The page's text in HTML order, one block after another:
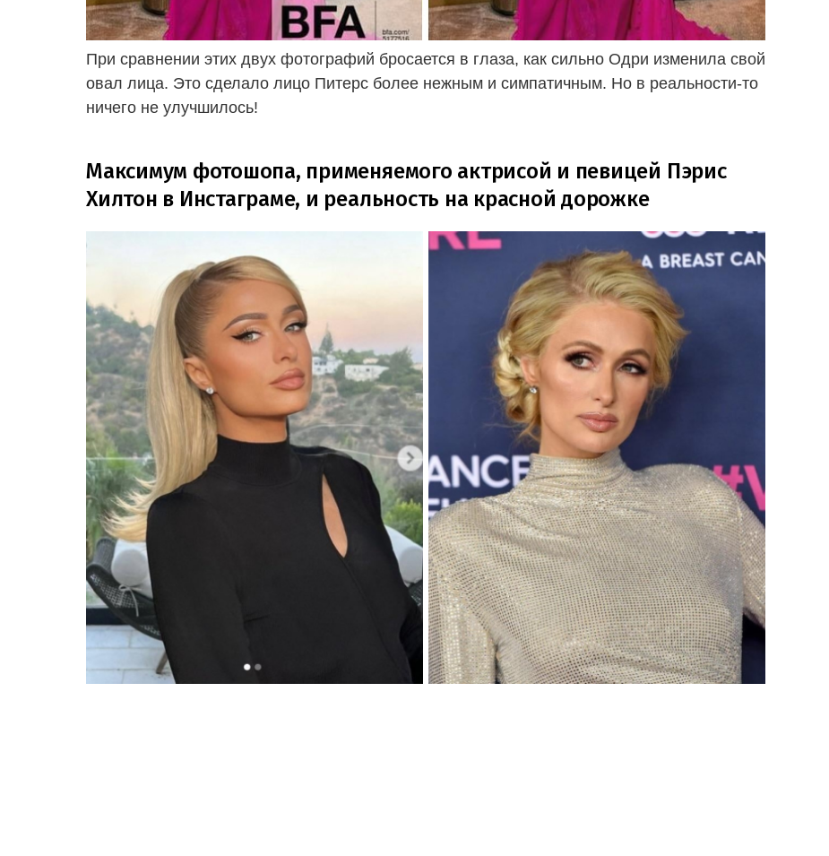
При сравнении этих двух фотографий бросается в глаза, как сильно Одри изменила свой
овал лица. Это сделало лицо Питерс более нежным и симпатичным. Но в реальности-то
ничего не улучшилось!
Максимум фотошопа, применяемого актрисой и певицей Пэрис
Хилтон в Инстаграме, и реальность на красной дорожке